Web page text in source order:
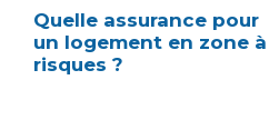
Quelle assurance pour
un logement en zone à
risques ?